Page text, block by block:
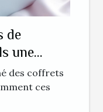
de
une
unique ?
des coffrets
ces